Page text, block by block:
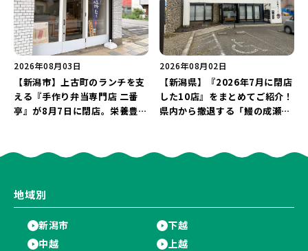
2026年08月03日
【新潟市】上古町のランチを支
える『手作り弁当専門店 二番
亭』が8月7日に閉店。栄養豊富
2026年08月02日
【新潟県】『2026年7月に閉店
した10店』をまとめてご紹介！
県内から撤退する「鰻の成瀬」
地域別
新潟市
下越
中越
上越